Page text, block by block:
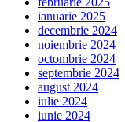
ianuarie 2025
decembrie 2024
noiembrie 2024
octombrie 2024
septembrie 2024
august 2024
iulie 2024
iunie 2024